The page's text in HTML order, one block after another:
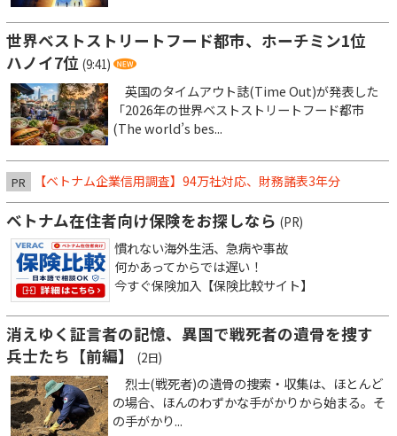
世界ベストストリートフード都市、ホーチミン1位
ハノイ7位 (9:41)
英国のタイムアウト誌(Time Out)が発表した
「2026年の世界ベストストリートフード都市
(The world’s bes...
PR 【ベトナム企業信用調査】94万社対応、財務諸表3年分
ベトナム在住者向け保険をお探しなら (PR)
慣れない海外生活、急病や事故
何かあってからでは遅い！
今すぐ保険加入【保険比較サイト】
消えゆく証言者の記憶、異国で戦死者の遺骨を捜す
兵士たち【前編】
(2日)
烈士(戦死者)の遺骨の捜索・収集は、ほとんど
の場合、ほんのわずかな手がかりから始まる。そ
の手がかり...